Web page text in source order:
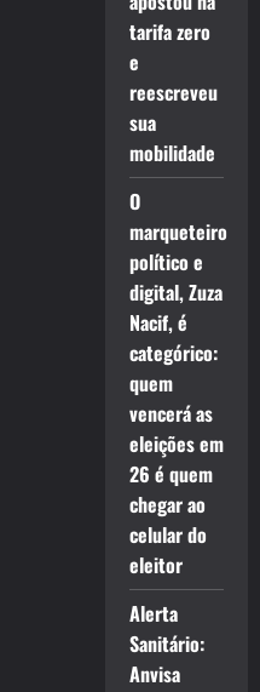
tarifa zero
e
reescreveu
sua
mobilidade
O
marqueteiro
político e
digital, Zuza
Nacif, é
categórico:
quem
vencerá as
eleições em
26 é quem
chegar ao
celular do
eleitor
Alerta
Sanitário:
Anvisa